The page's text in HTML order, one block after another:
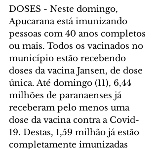
DOSES - Neste domingo,
Apucarana está imunizando
pessoas com 40 anos completos
ou mais. Todos os vacinados no
município estão recebendo
doses da vacina Jansen, de dose
única. Até domingo (11), 6,44
milhões de paranaenses já
receberam pelo menos uma
dose da vacina contra a Covid-
19. Destas, 1,59 milhão já estão
completamente imunizadas